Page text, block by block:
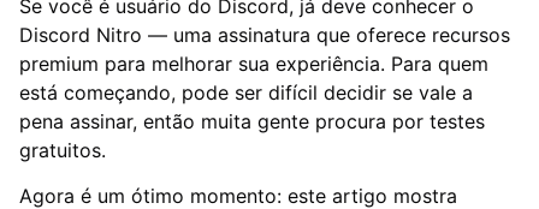
Se você é usuário do Discord, já deve conhecer o
Discord Nitro — uma assinatura que oferece recursos
premium para melhorar sua experiência. Para quem
está começando, pode ser difícil decidir se vale a
pena assinar, então muita gente procura por testes
gratuitos.
Agora é um ótimo momento: este artigo mostra